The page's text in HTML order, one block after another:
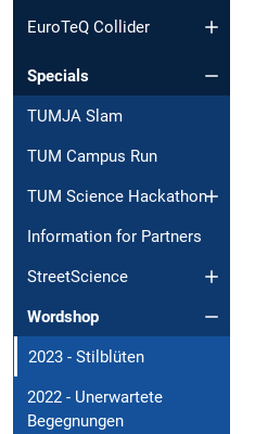
EuroTeQ Collider
Specials
TUMJA Slam
TUM Campus Run
TUM Science Hackathon
Information for Partners
StreetScience
Wordshop
2023 - Stilblüten
2022 - Unerwartete
Begegnungen